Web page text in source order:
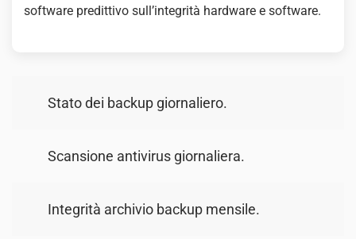
software predittivo sull’integrità hardware e software.
Stato dei backup giornaliero.
Scansione antivirus giornaliera.
Integrità archivio backup mensile.